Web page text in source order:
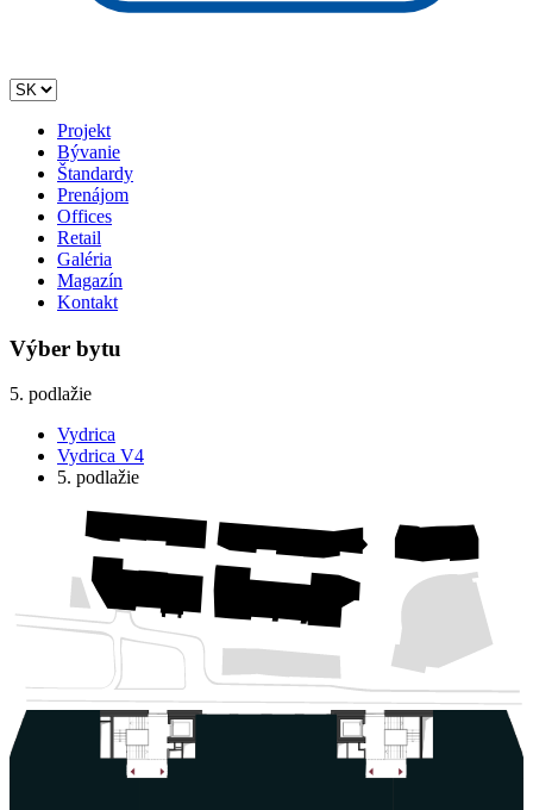
Projekt
Bývanie
Štandardy
Prenájom
Offices
Retail
Galéria
Magazín
Kontakt
Výber bytu
5. podlažie
Vydrica
Vydrica V4
5. podlažie